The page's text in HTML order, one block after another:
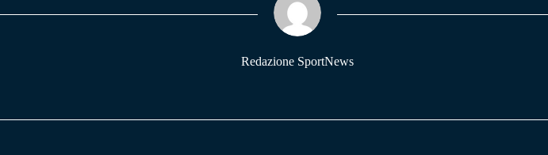
pp m
Redazione SportNews